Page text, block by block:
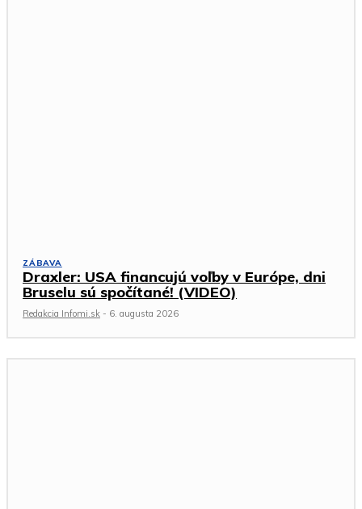
ZÁBAVA
Draxler: USA financujú voľby v Európe, dni
Bruselu sú spočítané! (VIDEO)
Redakcia Infomi.sk - 6. augusta 2026